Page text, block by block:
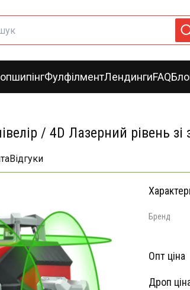
ФулфілментЛендингиFAQ
/ 4D Лазерний рівень
Відгуки
Бренд
Опт ціна
Дроп